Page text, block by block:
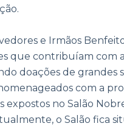
e Irmãos
que contribuíam com
doações de grandes
com a
expostos no Salão
o Salão fica